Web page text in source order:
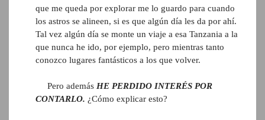
que me queda por explorar me lo guardo para cuando
los astros se alineen, si es que algún día les da por ahí.
Tal vez algún día se monte un viaje a esa Tanzania a la
que nunca he ido, por ejemplo, pero mientras tanto
conozco lugares fantásticos a los que volver.
Pero además HE PERDIDO INTERÉS POR
CONTARLO. ¿Cómo explicar esto?